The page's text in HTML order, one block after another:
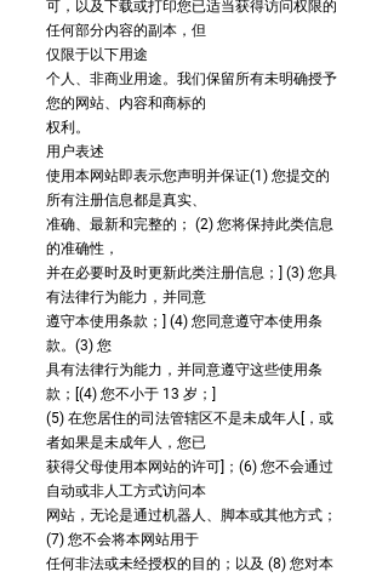
可，以及下载或打印您已适当获得访问权限的
任何部分内容的副本，但
仅限于以下用途
个人、非商业用途。我们保留所有未明确授予
您的网站、内容和商标的
权利。
用户表述
使用本网站即表示您声明并保证(1) 您提交的
所有注册信息都是真实、
准确、最新和完整的； (2) 您将保持此类信息
的准确性，
并在必要时及时更新此类注册信息；] (3) 您具
有法律行为能力，并同意
遵守本使用条款；] (4) 您同意遵守本使用条
款。(3) 您
具有法律行为能力，并同意遵守这些使用条
款；[(4) 您不小于 13 岁；]
(5) 在您居住的司法管辖区不是未成年人[，或
者如果是未成年人，您已
获得父母使用本网站的许可]；(6) 您不会通过
自动或非人工方式访问本
网站，无论是通过机器人、脚本或其他方式；
(7) 您不会将本网站用于
任何非法或未经授权的目的；以及 (8) 您对本